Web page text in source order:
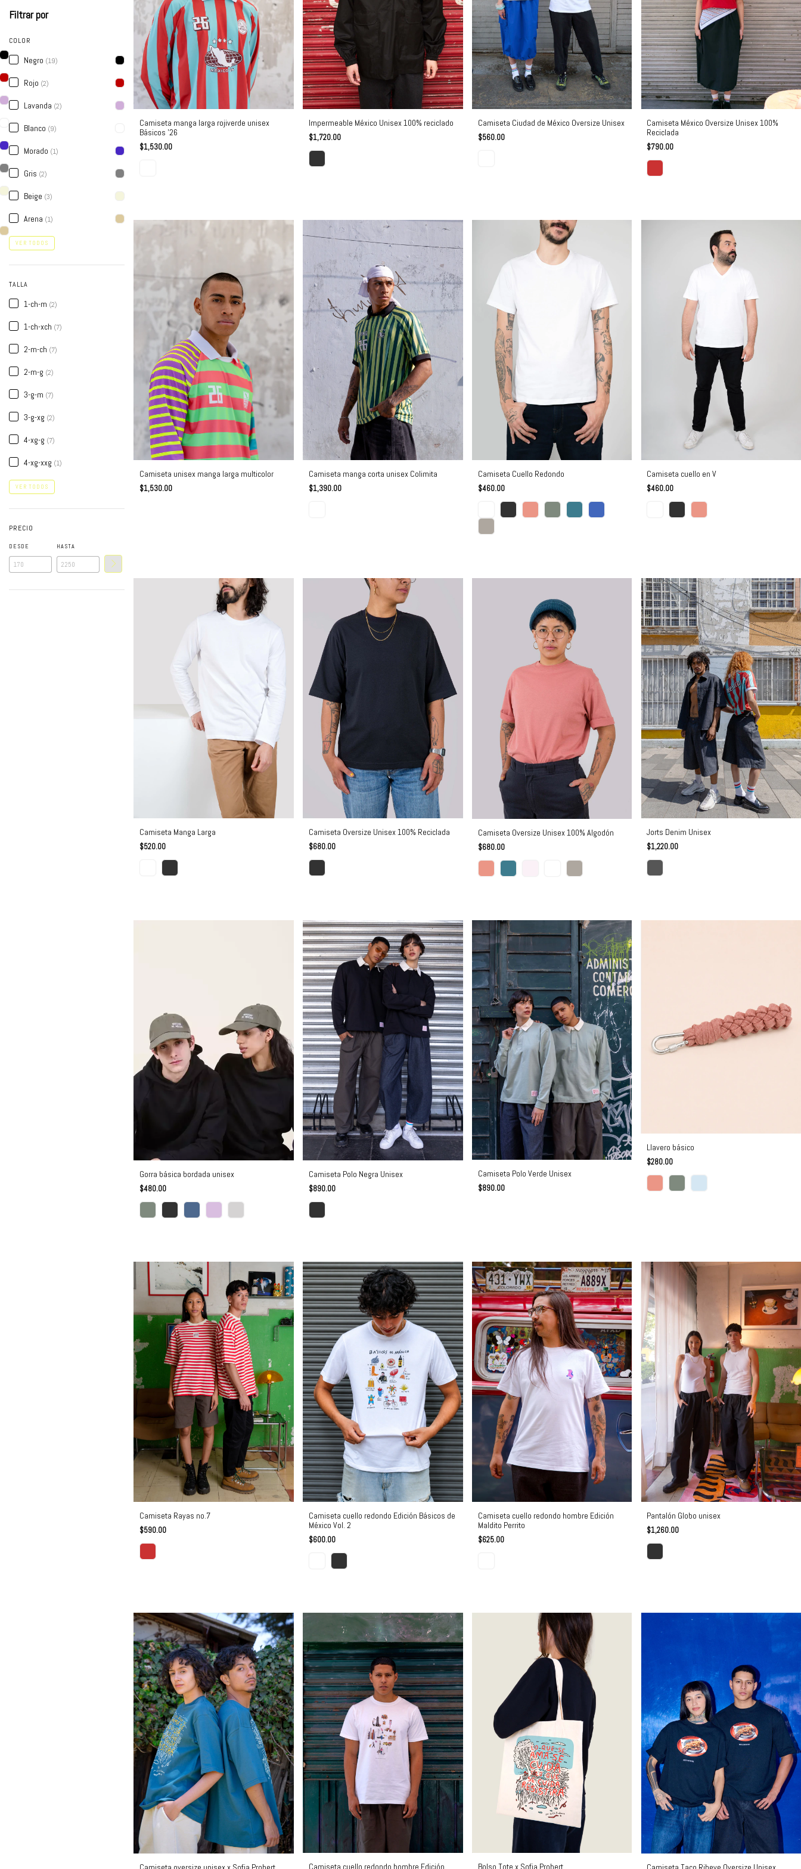
Filtrar por
COLOR
Negro (19)
Rojo (2)
Lavanda (2)
Blanco (9)
Morado (1)
Gris (2)
Beige (3)
Arena (1)
VER TODOS
TALLA
1-ch-m (2)
1-ch-xch (7)
2-m-ch (7)
2-m-g (2)
3-g-m (7)
3-g-xg (2)
4-xg-g (7)
4-xg-xxg (1)
VER TODOS
PRECIO
DESDE HASTA
Camiseta manga larga rojiverde unisex
Básicos '26
$1,530.00
Impermeable México Unisex 100% reciclado
$1,720.00
Camiseta Ciudad de México Oversize Unisex
$560.00
Camiseta México Oversize Unisex 100%
Reciclada
$790.00
Camiseta unisex manga larga multicolor
$1,530.00
Camiseta manga corta unisex Colimita
$1,390.00
Camiseta Cuello Redondo
$460.00
Camiseta cuello en V
$460.00
Camiseta Manga Larga
$520.00
Camiseta Oversize Unisex 100% Reciclada
$680.00
Camiseta Oversize Unisex 100% Algodón
$680.00
Jorts Denim Unisex
$1,220.00
Gorra básica bordada unisex
$480.00
Camiseta Polo Negra Unisex
$890.00
Camiseta Polo Verde Unisex
$890.00
Llavero básico
$280.00
Camiseta Rayas no.7
$590.00
Camiseta cuello redondo Edición Básicos de
México Vol. 2
$600.00
Camiseta cuello redondo hombre Edición
Maldito Perrito
$625.00
Pantalón Globo unisex
$1,260.00
Camiseta cuello redondo hombre Edición